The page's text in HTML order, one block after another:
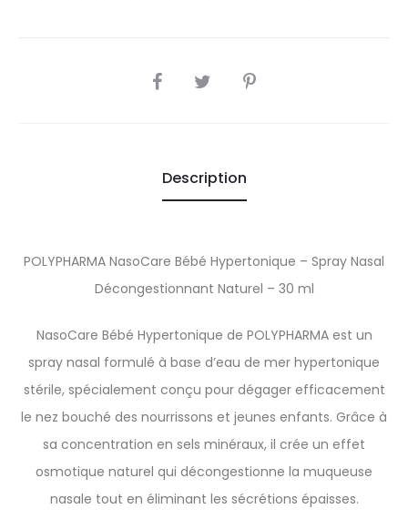
SHARE
Description
POLYPHARMA NasoCare Bébé Hypertonique – Spray Nasal
Décongestionnant Naturel – 30 ml
NasoCare Bébé Hypertonique de POLYPHARMA est un
spray nasal formulé à base d’eau de mer hypertonique
stérile, spécialement conçu pour dégager efficacement
le nez bouché des nourrissons et jeunes enfants. Grâce à
sa concentration en sels minéraux, il crée un effet
osmotique naturel qui décongestionne la muqueuse
nasale tout en éliminant les sécrétions épaisses.